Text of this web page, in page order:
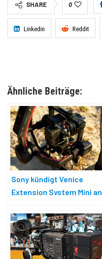
SHARE 0
Linkedin Reddit
Ähnliche Beiträge:
Sony kündigt Venice
Extension System Mini an